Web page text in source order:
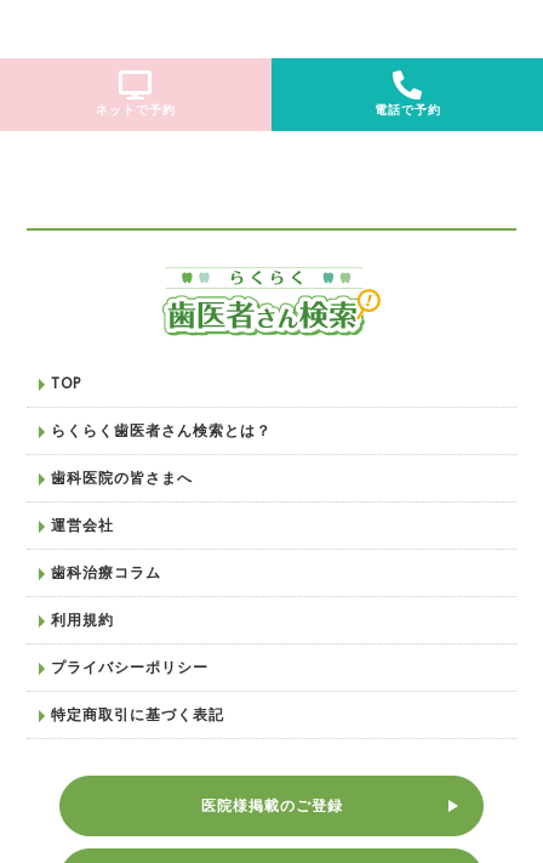
ネットで予約 電話で予約
TOP
らくらく歯医者さん検索とは？
歯科医院の皆さまへ
運営会社
歯科治療コラム
利用規約
プライバシーポリシー
特定商取引に基づく表記
医院様掲載のご登録